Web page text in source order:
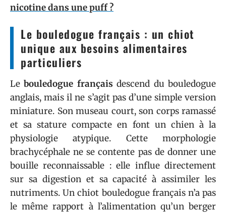
nicotine dans une puff ?
Le bouledogue français : un chiot
unique aux besoins alimentaires
particuliers
Lebouledogue français descend du bouledogue
anglais, mais il ne s’agit pas d’une simple version
miniature. Son museau court, son corps ramassé
et sa stature compacte en font un chien à la
physiologie atypique. Cette morphologie
brachycéphale ne se contente pas de donner une
bouille reconnaissable : elle influe directement
sur sa digestion et sa capacité à assimiler les
nutriments. Un chiot bouledogue français n’a pas
le même rapport à l’alimentation qu’un berger